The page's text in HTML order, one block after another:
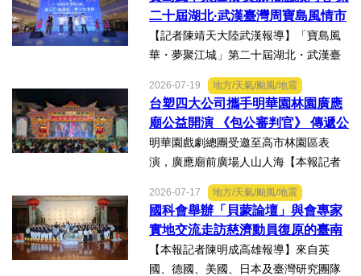
持，深感榮幸，也肩負更重大的責任，
未來將秉持初心，做好黨與地...
二十屆湖北·武漢臺灣周寶島風情市
集暨文化交流之夜在漢溫情上演
【記者陳靖天大陸武漢報導】「寶島風
華・夢聚江城」第二十屆湖北・武漢臺
16日晚上在武漢武商夢時代一樓中庭溫
情上演，歌聲文脈聯結兩地，這場融美
食、文創、歌舞、匠人分享...
2026-07-19 地方/天氣/颱風/地震
台塑四大公司攜手明華園林園廣應
廟公益開演 《包公審判官》 傳遞公
義與自省精神
明華園戲劇總團受邀至高市林園區表
演，廣應廟前廣場人山人海【本報記者
台塑石化等四大公司邀請由當家小生孫
翠鳳領軍的明華園戲劇總團，周末晚在
高雄市林園區廣應廟公益演...
2026-07-17 地方/天氣/颱風/地震
國科會舉辦「貝蒙論壇」與會專家
實地交流走訪慈濟動員復原的臺南
楠西地震及丹娜絲風災區
【本報記者陳明成高雄報導】來自英
國、德國、美國、日本及臺灣研究團隊